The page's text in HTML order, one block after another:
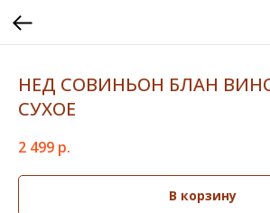
НЕД СОВИНЬОН БЛАН
СУХОЕ
2 499 р.
В корзину